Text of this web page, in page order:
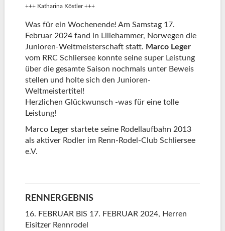
+++ Katharina Köstler +++
Was für ein Wochenende! Am Samstag 17.
Februar 2024 fand in Lillehammer, Norwegen die
Junioren-Weltmeisterschaft statt. Marco Leger
vom RRC Schliersee konnte seine super Leistung
über die gesamte Saison nochmals unter Beweis
stellen und holte sich den Junioren-
Weltmeistertitel!
Herzlichen Glückwunsch -was für eine tolle
Leistung!
Marco Leger startete seine Rodellaufbahn 2013
als aktiver Rodler im Renn-Rodel-Club Schliersee
e.V.
RENNERGEBNIS
16. FEBRUAR BIS 17. FEBRUAR 2024, Herren
Eisitzer Rennrodel